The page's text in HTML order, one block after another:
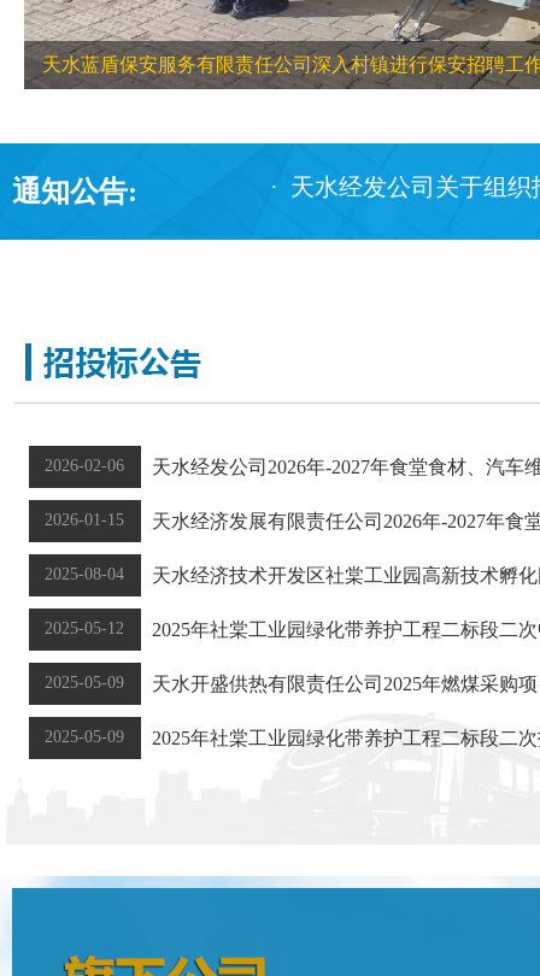
天水蓝盾保安服务有限责任公司深入村镇进行保安招聘工
通知公告: · 天水经发公司关于组织
2026-02-06 天水经发公司2026年-2027年食堂食材、汽车
2026-01-15 天水经济发展有限责任公司2026年-2027年食
2025-08-04 天水经济技术开发区社棠工业园高新技术孵
2025-05-12 2025年社棠工业园绿化带养护工程二标段二
2025-05-09 天水开盛供热有限责任公司2025年燃煤采购
2025-05-09 2025年社棠工业园绿化带养护工程二标段二